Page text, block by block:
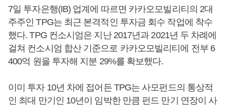
7일 투자은행(IB) 업계에 따르면 카카오모빌리티의 2대
주주인 TPG는 최근 본격적인 투자금 회수 작업에 착수
했다. TPG 컨소시엄은 지난 2017년과 2021년 두 차례에
걸쳐 컨소시엄 합산 기준으로 카카오모빌리티에 전부 6
400억 원을 투자해 지분 29%를 확보했다.
이미 투자 10년 차에 접어든 TPG는 사모펀드의 통상적
인 최대 만기인 10년이 임박한 만큼 펀드 만기 연장이 사